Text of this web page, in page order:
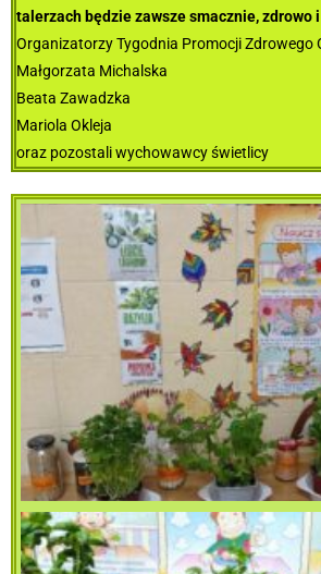
talerzach będzie zawsze smacznie, zdrowo
Organizatorzy Tygodnia Promocji Zdrowego
Małgorzata Michalska
Beata Zawadzka
Mariola Okleja
oraz pozostali wychowawcy świetlicy